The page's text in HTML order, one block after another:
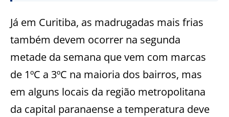
Já em Curitiba, as madrugadas mais frias
também devem ocorrer na segunda
metade da semana que vem com marcas
de 1ºC a 3ºC na maioria dos bairros, mas
em alguns locais da região metropolitana
da capital paranaense a temperatura deve